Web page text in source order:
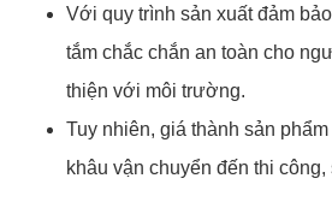
Với quy trình sản xuất đảm
tắm chắc chắn an toàn cho
thiện với môi trường.
Tuy nhiên, giá thành sản
khâu vận chuyển đến thi